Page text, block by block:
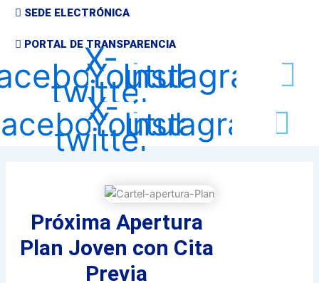
SEDE ELECTRÓNICA
PORTAL DE TRANSPARENCIA
X-
twitter
Youtube
Instagram
X-
twitter
Youtube
Instagram
Próxima Apertura
Plan Joven con Cita
Previa